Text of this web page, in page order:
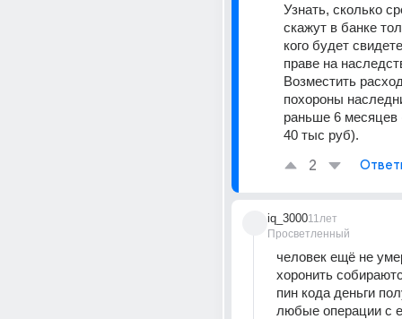
Узнать, сколько
скажут в банке
кого будет
праве на
Возместить
похороны
раньше 6
40 тыс руб).
2
iq_3000
Просветленный
11лет
человек ещё не
хоронить
пин кода деньги
любые операции с